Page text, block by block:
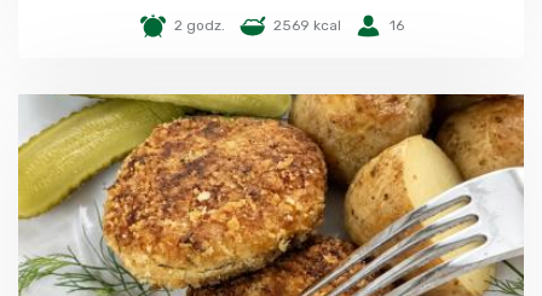
2 godz. 2569 kcal 16